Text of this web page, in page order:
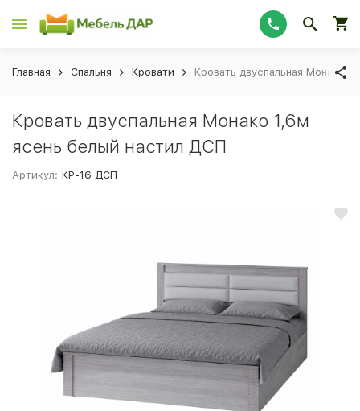
Главная Спальня Кровати Кровать двуспальная Монако
Кровать двуспальная Монако 1,6м
ясень белый настил ДСП
Артикул: КР-16 ДСП